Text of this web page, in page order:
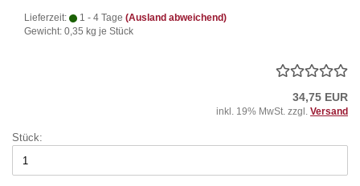
Lieferzeit: 1 - 4 Tage (Ausland abweichend)
Gewicht: 0,35 kg je Stück
34,75 EUR
inkl. 19% MwSt. zzgl. Versand
Stück: